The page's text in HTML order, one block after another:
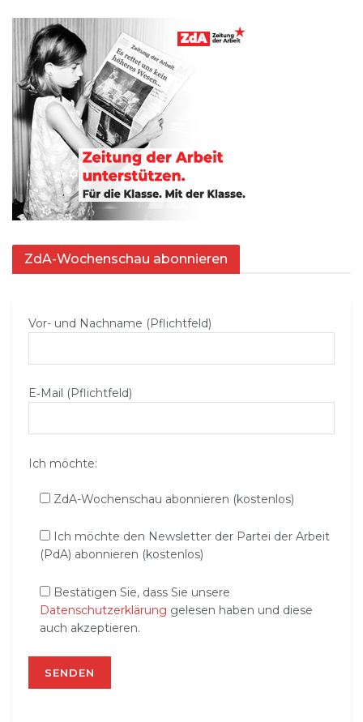
ZdA-Wochenschau abonnieren
Vor- und Nachname (Pflichtfeld)
E‑Mail (Pflichtfeld)
Ich möchte:
ZdA-Wochenschau abonnieren (kostenlos)
Ich möchte den Newsletter der Partei der Arbeit
(PdA) abonnieren (kostenlos)
Bestätigen Sie, dass Sie unsere
Datenschutzerklärung gelesen haben und diese
auch akzeptieren.